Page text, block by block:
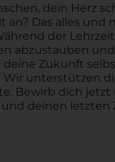
dein Herz
Das alles und
der
abzustauben
Zukunft
Wir unterstützen
Bewirb dich
deinen letzten